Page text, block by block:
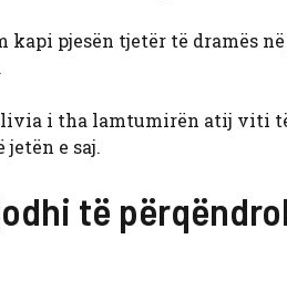
kapi pjesën tjetër të dramës
i tha lamtumirën atij viti
jetën e saj.
të